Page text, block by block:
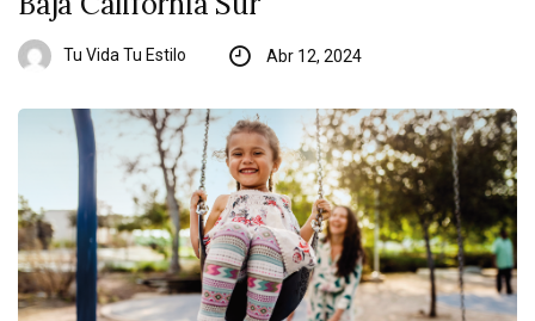
Tu Vida Tu Estilo Abr 12, 2024